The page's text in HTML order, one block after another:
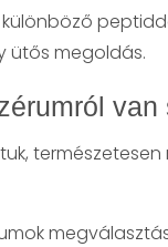
ütős megoldás.
van